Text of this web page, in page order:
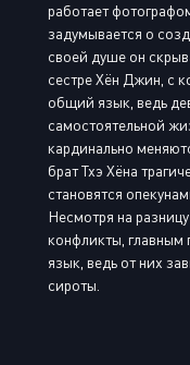
работает
задумывается о
своей душе он
сестре Хён Джин, с
общий язык, ведь
самостоятельной
кардинально
брат Тхэ Хёна
становятся
Несмотря на
конфликты, главным
язык, ведь от них
сироты.